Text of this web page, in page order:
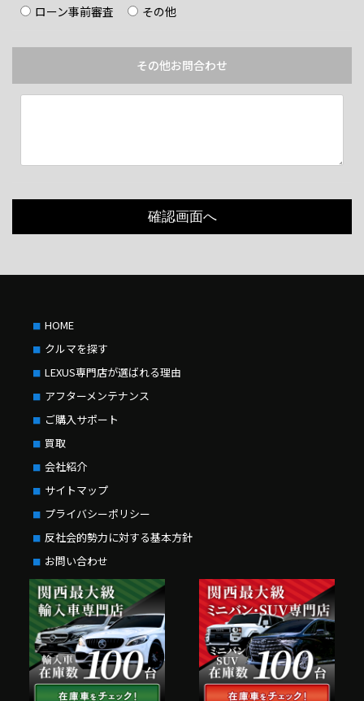
ローン事前審査
その他
その他お問合わせ
HOME
クルマを探す
LEXUS専門店が選ばれる理由
アフターメンテナンス
ご購入サポート
買取
会社紹介
サイトマップ
プライバシーポリシー
反社会的勢力に対する基本方針
お問い合わせ